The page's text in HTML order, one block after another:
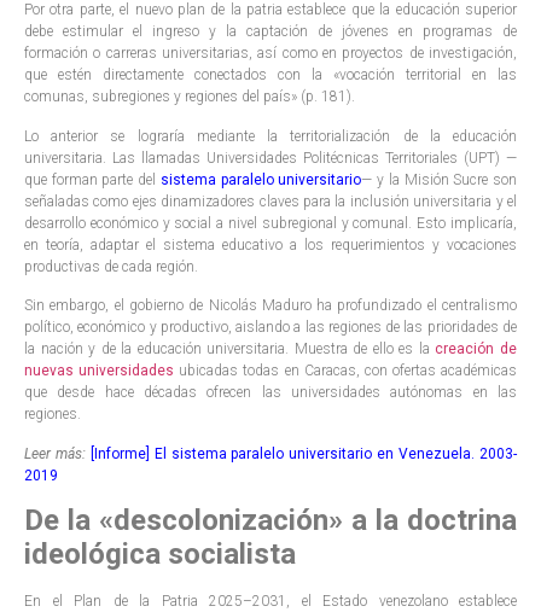
Por otra parte, el nuevo plan de la patria establece que la educación superior
debe estimular el ingreso y la captación de jóvenes en programas de
formación o carreras universitarias, así como en proyectos de investigación,
que estén directamente conectados con la «vocación territorial en las
comunas, subregiones y regiones del país» (p. 181).
Lo anterior se lograría mediante la territorialización de la educación
universitaria. Las llamadas Universidades Politécnicas Territoriales (UPT) —
que forman parte del sistema paralelo universitario— y la Misión Sucre son
señaladas como ejes dinamizadores claves para la inclusión universitaria y el
desarrollo económico y social a nivel subregional y comunal. Esto implicaría,
en teoría, adaptar el sistema educativo a los requerimientos y vocaciones
productivas de cada región.
Sin embargo, el gobierno de Nicolás Maduro ha profundizado el centralismo
político, económico y productivo, aislando a las regiones de las prioridades de
la nación y de la educación universitaria. Muestra de ello es la creación de
nuevas universidades ubicadas todas en Caracas, con ofertas académicas
que desde hace décadas ofrecen las universidades autónomas en las
regiones.
Leer más: [Informe] El sistema paralelo universitario en Venezuela. 2003-
2019
De la «descolonización» a la doctrina
ideológica socialista
En el Plan de la Patria 2025–2031, el Estado venezolano establece